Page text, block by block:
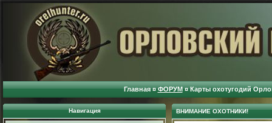
Главная ¤ ФОРУМ ¤ Карты охотугодий
Навигация ВНИМАНИЕ ОХОТНИКИ!